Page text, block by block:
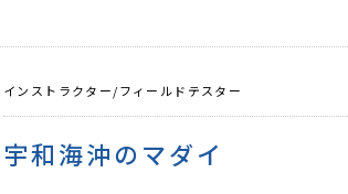
インストラクター/フィールドテスター
宇和海沖のマダイ